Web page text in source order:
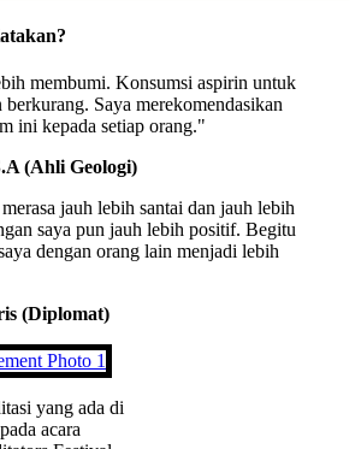
membumi. Konsumsi aspirin untuk
berkurang. Saya merekomendasikan
ini kepada setiap orang."
(Ahli Geologi)
jauh lebih santai dan jauh lebih
saya pun jauh lebih positif. Begitu
dengan orang lain menjadi lebih
(Diplomat)
yang ada di
acara